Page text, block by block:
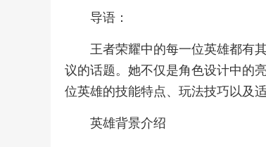
导语：
王者荣耀中的每一位英雄都有
议的话题。她不仅是角色设计中的
位英雄的技能特点、玩法技巧以及
英雄背景介绍